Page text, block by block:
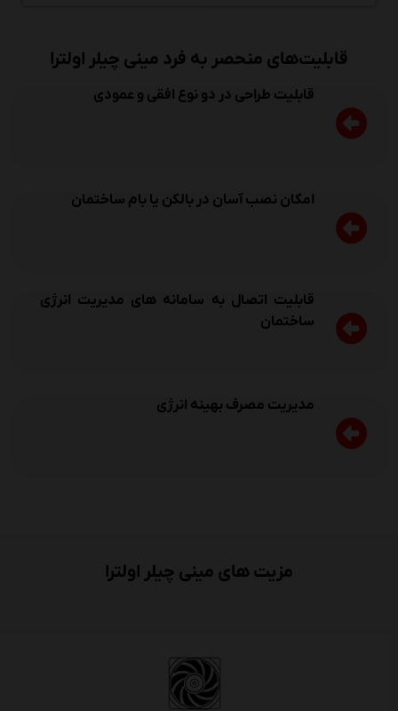
قابلیت‌های منحصر به فرد مینی چیلر اولترا
قابلیت طراحی در دو نوع افقی و عمودی
امکان نصب آسان در بالکن یا بام ساختمان
قابلیت اتصال به سامانه های مدیریت انرژی
ساختمان
مدیریت مصرف بهینه انرژی
مزیت های مینی چیلر اولترا